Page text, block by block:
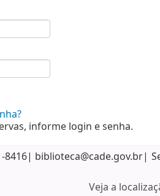
informe login e senha.
biblioteca@cade.gov.br|
Veja a